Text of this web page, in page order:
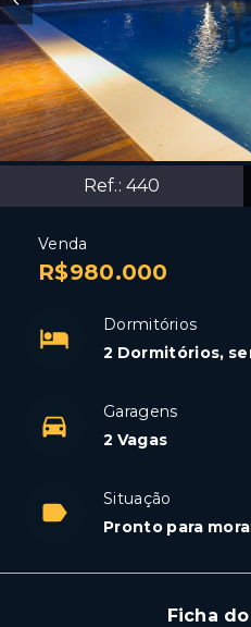
Ref.: 440
Venda
R$980.000
Dormitórios
2 Dormitórios,
Garagens
2 Vagas
Situação
Pronto para
Ficha